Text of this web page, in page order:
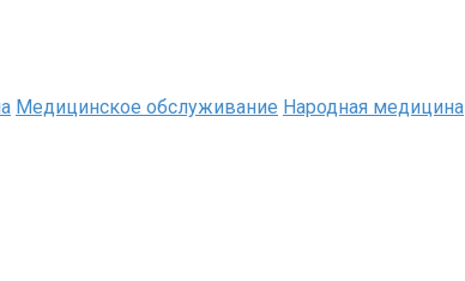
Медицинское обслуживание Народная медицина